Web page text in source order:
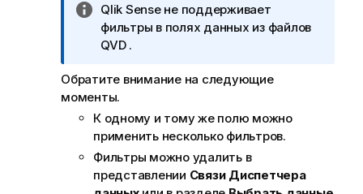
П
р
и
е
ч
а
н
и
е
к
Qlik Senseне поддерживает
фильтры в полях данных из файлов
QVD .
Обратите внимание на следующие
моменты.
К одному и тому же полю можно
применить несколько фильтров.
Фильтры можно удалить в
представлении Связи Диспетчера